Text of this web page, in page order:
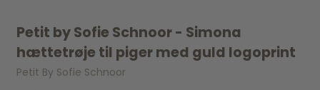
Petit by Sofie Schnoor - Simona
hættetrøje til piger med guld logoprint
Petit By Sofie Schnoor